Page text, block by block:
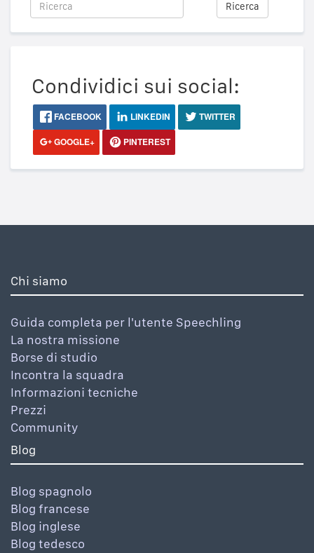
Ricerca
Condividici sui social:
FACEBOOK LINKEDIN
TWITTER
GOOGLE+
PINTEREST
Chi siamo
Guida completa per l'utente Speechling
La nostra missione
Borse di studio
Incontra la squadra
Informazioni tecniche
Prezzi
Community
Blog
Blog spagnolo
Blog francese
Blog inglese
Blog tedesco